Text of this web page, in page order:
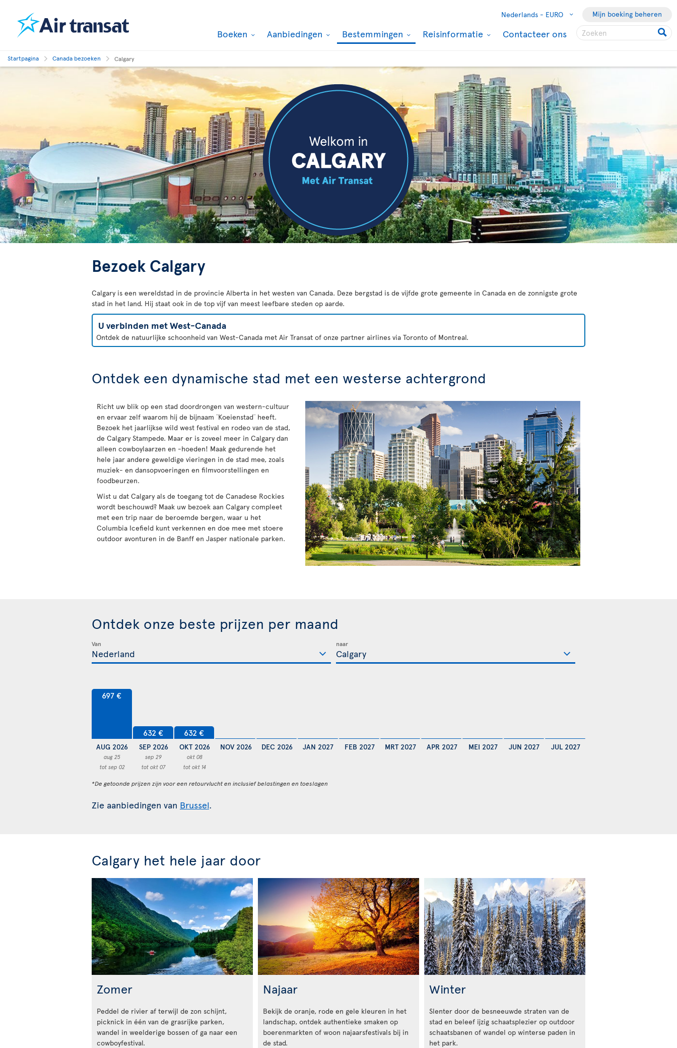
Nederlands - EURO Mijn boeking beheren
Boeken Aanbiedingen Bestemmingen Reisinformatie Contacteer ons
Startpagina Canada bezoeken Calgary
Bezoek Calgary
Calgary is een wereldstad in de provincie Alberta in het westen van Canada. Deze bergstad is de vijfde grote gemeente in Canada en de zonnigste grote
stad in het land. Hij staat ook in de top vijf van meest leefbare steden op aarde.
U verbinden met West-Canada
Ontdek de natuurlijke schoonheid van West-Canada met Air Transat of onze partner airlines via Toronto of Montreal.
Ontdek een dynamische stad met een westerse achtergrond
Richt uw blik op een stad doordrongen van western-cultuur
en ervaar zelf waarom hij de bijnaam ¨Koeienstad¨ heeft.
Bezoek het jaarlijkse wild west festival en rodeo van de stad,
de Calgary Stampede. Maar er is zoveel meer in Calgary dan
alleen cowboylaarzen en -hoeden! Maak gedurende het
hele jaar andere geweldige vieringen in de stad mee, zoals
muziek- en dansopvoeringen en filmvoorstellingen en
foodbeurzen.
Wist u dat Calgary als de toegang tot de Canadese Rockies
wordt beschouwd? Maak uw bezoek aan Calgary compleet
met een trip naar de beroemde bergen, waar u het
Columbia Icefield kunt verkennen en doe mee met stoere
outdoor avonturen in de Banff en Jasper nationale parken.
Ontdek onze beste prijzen per maand
Van naar
697 €
AUG 2026
aug 25
tot sep 02
632 €
SEP 2026
sep 29
tot okt 07
632 €
OKT 2026
okt 08
tot okt 14
NOV 2026 DEC 2026 JAN 2027 FEB 2027 MRT 2027 APR 2027 MEI 2027 JUN 2027 JUL 2027
*De getoonde prijzen zijn voor een retourvlucht en inclusief belastingen en toeslagen
Zie aanbiedingen van Brussel.
Calgary het hele jaar door
Zomer
Peddel de rivier af terwijl de zon schijnt,
picknick in één van de grasrijke parken,
wandel in weelderige bossen of ga naar een
cowboyfestival.
Najaar
Bekijk de oranje, rode en gele kleuren in het
landschap, ontdek authentieke smaken op
boerenmarkten of woon najaarsfestivals bij in
de stad.
Winter
Slenter door de besneeuwde straten van de
stad en beleef ijzig schaatsplezier op outdoor
schaatsbanen of wandel op winterse paden in
het park.